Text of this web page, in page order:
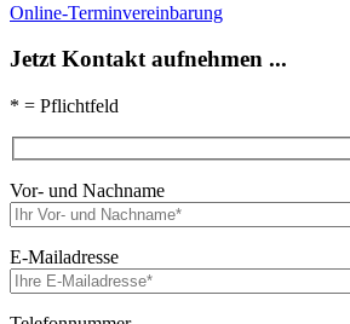
Online-Terminvereinbarung
Jetzt Kontakt aufnehmen ...
* = Pflichtfeld
Vor- und Nachname
E-Mailadresse